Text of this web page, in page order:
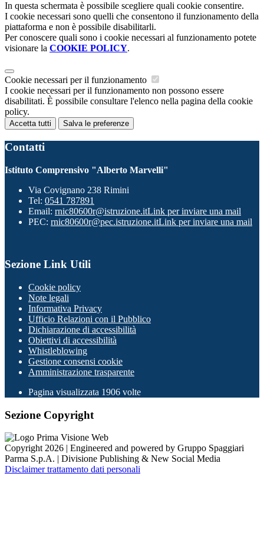
In questa schermata è possibile scegliere quali cookie consentire.
I cookie necessari sono quelli che consentono il funzionamento della
piattaforma e non è possibile disabilitarli.
Per conoscere quali sono i cookie necessari al funzionamento potete
visionare la COOKIE POLICY.
Cookie necessari per il funzionamento
I cookie necessari per il funzionamento non possono essere
disabilitati. È possibile consultare l'elenco nella pagina della cookie
policy.
Accetta tutti Salva le preferenze
Contatti
Istituto Comprensivo "Alberto Marvelli"
Via Covignano 238 Rimini
Tel: 0541 787891
Email: rnic80600r@istruzione.itLink per inviare una mail
PEC: rnic80600r@pec.istruzione.itLink per inviare una mail
Sezione Link Utili
Cookie policy
Note legali
Informativa Privacy
Ufficio Relazioni con il Pubblico
Dichiarazione di accessibilità
Obiettivi di accessibilità
Whistleblowing
Gestione consensi cookie
Amministrazione trasparente
Pagina visualizzata 1906 volte
Sezione Copyright
Copyright 2026 | Engineered and powered by Gruppo Spaggiari
Parma S.p.A. | Divisione Publishing & New Social Media
Disclaimer trattamento dati personali